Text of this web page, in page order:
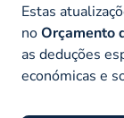
Estas
noOrçamento
as deduções
económicas e